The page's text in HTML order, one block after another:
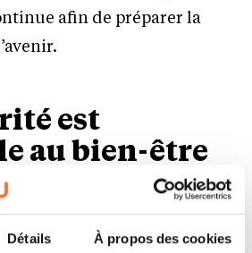
Détails À propos des cookies
afin de préparer la
est
au bien-être
sur le lieu de
un rôle crucial pour les